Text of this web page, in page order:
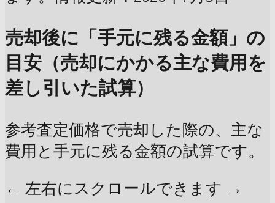
売却後に「手元に残る金額」の
目安（売却にかかる主な費用を
差し引いた試算）
参考査定価格で売却した際の、主な
費用と手元に残る金額の試算です。
← 左右にスクロールできます →